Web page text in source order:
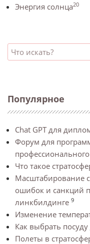
Энергия солнца20
Популярное
Chat GPT для
Форум для
профессионального
Что такое
Масштабирование
ошибок и санкций
линкбилдинге 9
Изменение
Как выбрать
Полеты в